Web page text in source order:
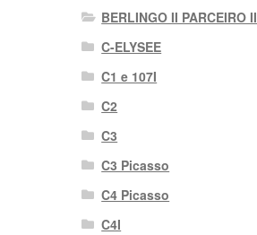
BERLINGO II PARCEIRO II
C-ELYSEE
C1 e 107I
C2
C3
C3 Picasso
C4 Picasso
C4I